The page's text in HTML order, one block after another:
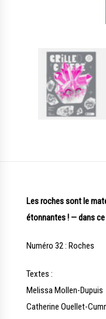
Les roches sont le
étonnantes ! — dans
Numéro 32 : Roches
Textes :
Melissa Mollen-Dupuis
Catherine Ouellet-